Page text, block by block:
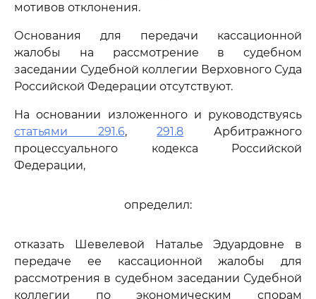
мотивов отклонения.
Основания для передачи кассационной
жалобы на рассмотрение в судебном
заседании Судебной коллегии Верховного Суда
Российской Федерации отсутствуют.
На основании изложенного и руководствуясь
статьями 291.6,291.8 Арбитражного
процессуального кодекса Российской
Федерации,
определил:
отказать Шевелевой Наталье Эдуардовне в
передаче ее кассационной жалобы для
рассмотрения в судебном заседании Судебной
коллегии по экономическим спорам